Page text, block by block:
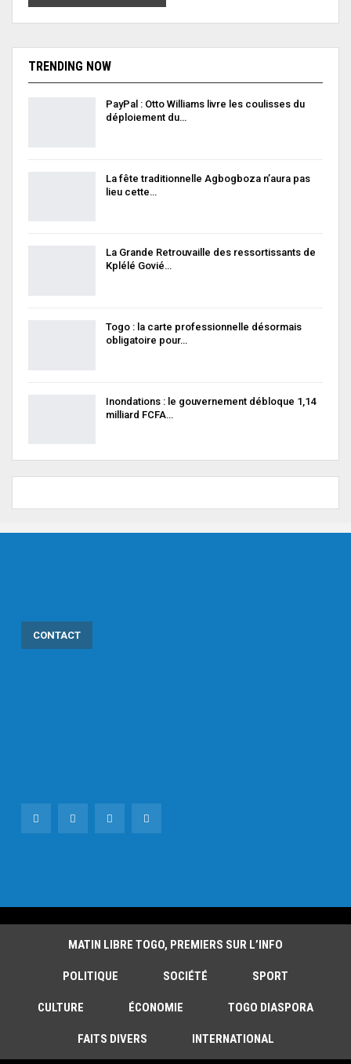
TRENDING NOW
PayPal : Otto Williams livre les coulisses du
déploiement du…
La fête traditionnelle Agbogboza n’aura pas
lieu cette…
La Grande Retrouvaille des ressortissants de
Kplélé Govié…
Togo : la carte professionnelle désormais
obligatoire pour…
Inondations : le gouvernement débloque 1,14
milliard FCFA…
CONTACT
MATIN LIBRE TOGO, PREMIERS SUR L’INFO
POLITIQUE SOCIÉTÉ SPORT
CULTURE ÉCONOMIE TOGO DIASPORA
FAITS DIVERS INTERNATIONAL